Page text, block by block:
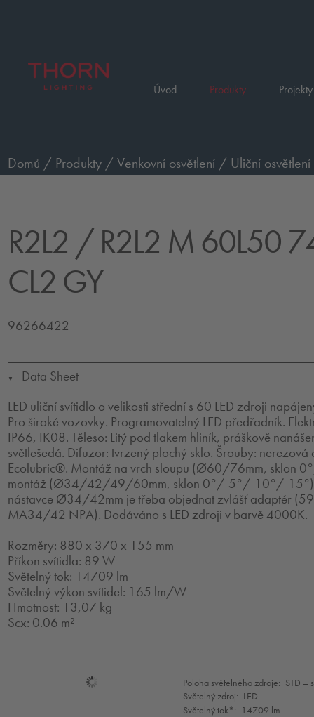
Úvod Produkty
Domů / Produkty /Venkovní osvětlení / Uliční osvětlení
R2L2 / R2L2 M 60L50
CL2 GY
96266422
▼
Data Sheet
LED uliční svítidlo o velikosti střední s 60 LED zdroji
Pro široké vozovky. Programovatelný LED předřadník.
IP66, IK08. Těleso: Litý pod tlakem hliník, práškově
světlešedá. Difuzor: tvrzený plochý sklo. Šrouby:
Ecolubric®. Montáž na vrch sloupu (Ø60/76mm, sklon
montáž (Ø34/42/49/60mm, sklon 0°/-5°/-10°/-15°).
nástavce Ø34/42mm je třeba objednat zvlášť adaptér
MA34/42 NPA). Dodáváno s LED zdroji v barvě 4000K.
Rozměry: 880 x 370 x 155 mm
Příkon svítidla: 89 W
Světelný tok: 14709 lm
Světelný výkon svítidel: 165 lm/W
Hmotnost: 13,07 kg
Scx: 0.06 m²
Mode
selection
Poloha světelného zdroje: STD –
Světelný zdroj: LED
Světelný tok*: 14709 lm